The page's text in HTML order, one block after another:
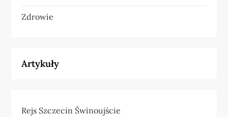
Zdrowie
Artykuły
Rejs Szczecin Świnoujście